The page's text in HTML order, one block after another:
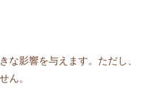
な影響を与えます。ただし、
ん。